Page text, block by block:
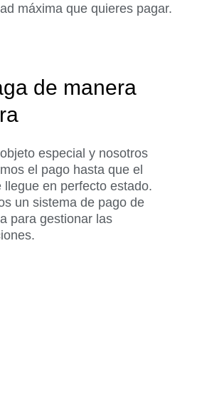
máxima que quieres pagar.
de manera
especial y nosotros
el pago hasta que el
llegue en perfecto estado.
un sistema de pago de
para gestionar las